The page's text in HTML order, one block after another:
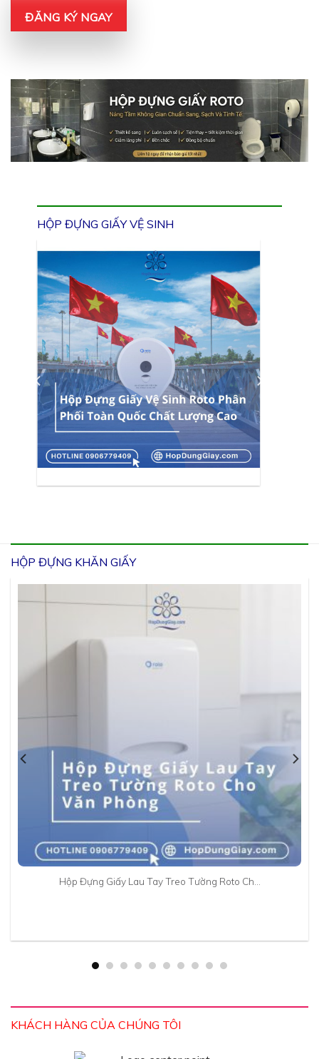
ĐĂNG KÝ NGAY
HỘP ĐỰNG GIẤY VỆ SINH
HỘP ĐỰNG KHĂN GIẤY
Hộp Đựng Giấy Lau Tay Treo Tường Roto Ch…
KHÁCH HÀNG CỦA CHÚNG TÔI